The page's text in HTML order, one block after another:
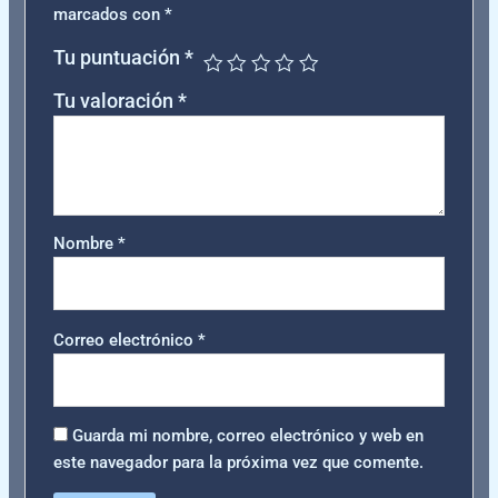
marcados con *
Tu puntuación *
Tu valoración *
Nombre *
Correo electrónico *
Guarda mi nombre, correo electrónico y web en
este navegador para la próxima vez que comente.